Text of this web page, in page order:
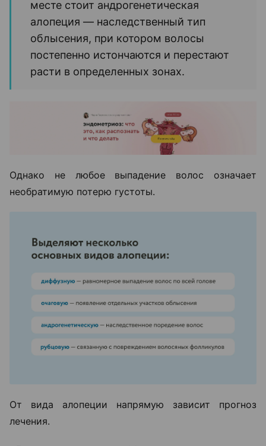
месте стоит андрогенетическая
алопеция — наследственный тип
облысения, при котором волосы
постепенно истончаются и перестают
расти в определенных зонах.
Однако не любое выпадение волос означает
необратимую потерю густоты.
От вида алопеции напрямую зависит прогноз
лечения.